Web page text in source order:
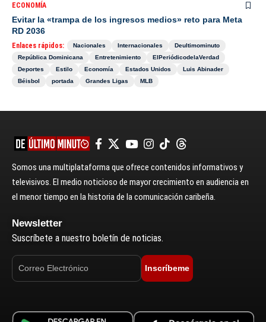
ECONOMÍA
Evitar la «trampa de los ingresos medios» reto para Meta
RD 2036
Enlaces rápidos: Nacionales Internacionales
Deultimominuto
República Dominicana
Entretenimiento
ElPeriódicodelaVerdad
Deportes
Estilo Economía Estados Unidos
Luis Abinader
Béisbol
portada Grandes Ligas MLB
Somos una multiplataforma que ofrece contenidos informativos y
televisivos. El medio noticioso de mayor crecimiento en audiencia en
el menor tiempo en la historia de la comunicación caribeña.
Newsletter
Suscríbete a nuestro boletín de noticias.
Inscríbeme